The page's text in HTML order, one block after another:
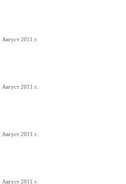
Август 2011 г.
Август 2011 г.
Август 2011 г.
Август 2011 г.